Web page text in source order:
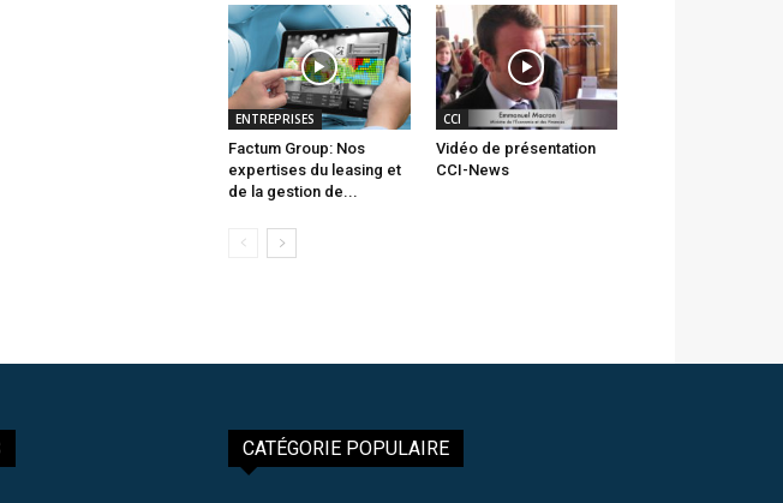
ENTREPRISES
Factum Group: Nos
expertises du leasing et
de la gestion de...
CCI
Vidéo de présentation
CCI-News
CATÉGORIE POPULAIRE